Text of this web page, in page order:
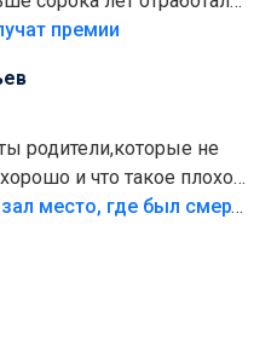
премии
родители,которые не
и что такое плохо!
безумия,есть же
«Попал на пику»: СК показал место, где был смертельно травмирован ребенок в Тольятти